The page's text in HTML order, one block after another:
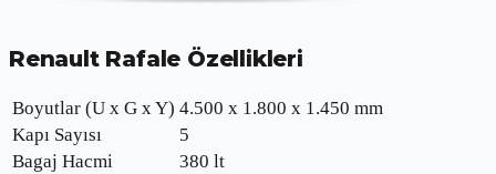
Renault Rafale Özellikleri
Boyutlar (U x G x Y) 4.500 x 1.800 x 1.450 mm
Kapı Sayısı
5
Bagaj Hacmi
380 lt